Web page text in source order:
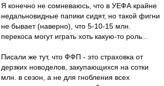
Я конечно не сомневаюсь, что в УЕФА крайне
недальновидные папики сидят, но такой фигни
не бывает (наверно), что 5-10-15 млн.
перекоса могут играть хоть какую-то роль...
Писали же тут, что ФФП - это страховка от
дерзких новоделов, закупающихся на сотки
млн. в сезон, а не для гнобления всех